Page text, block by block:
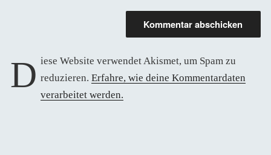
Diese Website verwendet Akismet, um Spam zu reduzieren.Erfahre, wie deine Kommentardaten
verarbeitet werden.